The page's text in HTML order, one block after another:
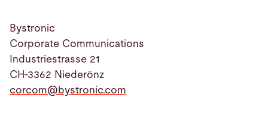
Arama
Amerika Birlesik Devletleri · Turkish
Bystronic
Corporate Communications
Industriestrasse 21
CH-3362 Niederönz
corcom@bystronic.com